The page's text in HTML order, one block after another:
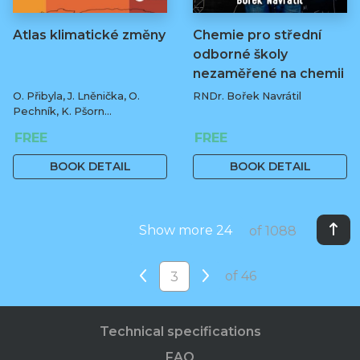
Atlas klimatické změny
O. Přibyla, J. Lněnička, O.
Pechník, K. Pšorn
FREE
BOOK DETAIL
Chemie pro střední
odborné školy
nezaměřené na chemii
RNDr. Bořek Navrátil
FREE
BOOK DETAIL
Show more 24 of 1088
of 46
Technical specifications
FAQ